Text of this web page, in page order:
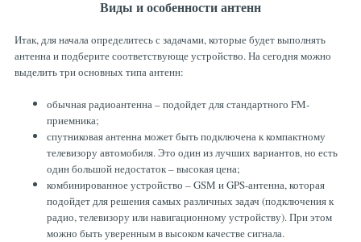
Виды и особенности антенн
Итак, для начала определитесь с задачами, которые будет выполнять
антенна и подберите соответствующе устройство. На сегодня можно
выделить три основных типа антенн:
обычная радиоантенна – подойдет для стандартного FM-
приемника;
спутниковая антенна может быть подключена к компактному
телевизору автомобиля. Это один из лучших вариантов, но есть
один большой недостаток – высокая цена;
комбинированное устройство – GSM и GPS-антенна, которая
подойдет для решения самых различных задач (подключения к
радио, телевизору или навигационному устройству). При этом
можно быть уверенным в высоком качестве сигнала.